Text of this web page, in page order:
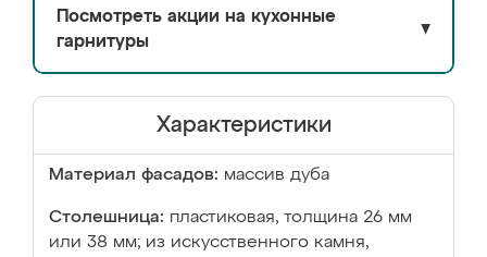
Посмотреть акции на кухонные
гарнитуры
▼
Характеристики
Материал фасадов: массив дуба
Столешница: пластиковая, толщина 26 мм
или 38 мм; из искусственного камня,